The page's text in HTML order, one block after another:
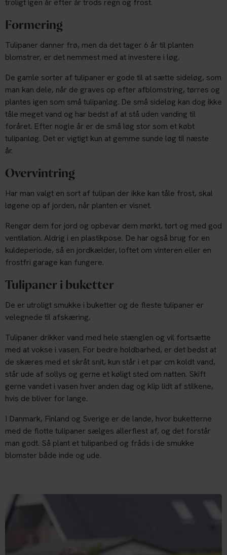
troligt igen år efter år trods regn og frost.
Formering
Tulipaner danner frø, men da det tager 6 år til planten
blomstrer, er det nemmest med at investere i løg.
De gamle sorter af tulipaner er gode til at sætte sideløg, som
man kan dele, når de graves op efter afblomstring, tørres og
plantes igen som små tulipanløg. De små sideløg kan dog ikke
tåle meget vand og har bedst af at stå uden vanding til
foråret. Efter nogle år er de små løg stor som et købt
tulipanløg. Det er vigtigt kun at gemme sunde løg til næste
år.
Overvintring
Har man valgt en sort af tulipan der ikke kan tåle frost, skal
løgene op af jorden, når planten er visnet.
Rengør dem for jord og opbevar dem mørkt, tørt og med god
ventilation. Aldrig i en plastikpose. De har også brug for en
kuldeperiode, så en jordkælder, loftet om vinteren eller en
frostfri garage kan fungere.
Tulipaner i buketter
De er utroligt smukke i buketter og de fleste tulipaner er
velegnede til afskæring.
Tulipaner drikker vand med hele stænglen og vil fortsætte
med at vokse i vasen. For bedre holdbarhed, er det bedst at
de skæres med et skråt snit, kun står i et par cm koldt vand,
står ude af sollys og gerne et køligt sted om natten. Skift
gerne vandet i vasen hver anden dag og klip lidt af stilkene,
hvis de bliver for lange.
I Danmark, Finland og Sverige er de lande, hvor buketterne
med de flotte tulipaner sælges allerflest af, og det forstår
man godt. Så plant et tulipanbed og fråds i de smukke
blomster både inde og ude.